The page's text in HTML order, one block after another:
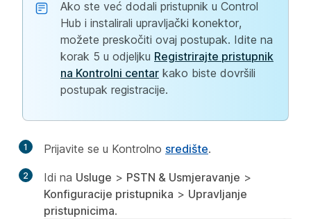
Ako ste već dodali pristupnik u Control
Hub i instalirali upravljački konektor,
možete preskočiti ovaj postupak. Idite na
korak 5 u odjeljku Registrirajte pristupnik
na Kontrolni centar kako biste dovršili
postupak registracije.
1 Prijavite se u Kontrolno središte.
2 Idi na Usluge > PSTN & Usmjeravanje >
Konfiguracije pristupnika > Upravljanje
pristupnicima.